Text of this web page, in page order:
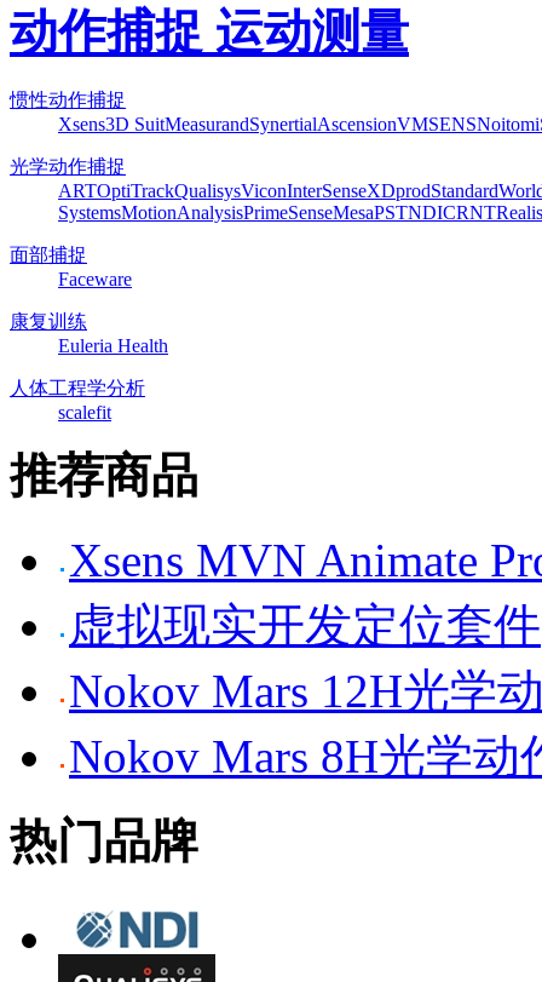
动作捕捉 运动测量
惯性动作捕捉
Xsens3D SuitMeasurandSynertialAscensionVMSENSNoitom
光学动作捕捉
ARTOptiTrackQualisysViconInterSenseXDprodStandard
SystemsMotionAnalysisPrimeSenseMesaPSTNDICRNTRealis
面部捕捉
Faceware
康复训练
Euleria Health
人体工程学分析
scalefit
推荐商品
Xsens MVN Animate
虚拟现实开发定位套件
Nokov Mars 12H光学
Nokov Mars 8H光学动
热门品牌